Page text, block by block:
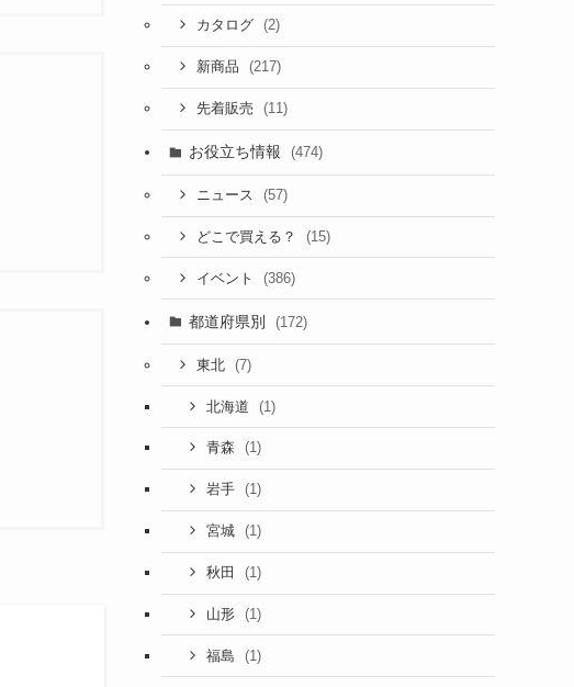
カタログ (2)
新商品 (217)
先着販売 (11)
お役立ち情報 (474)
ニュース (57)
どこで買える？ (15)
イベント (386)
都道府県別 (172)
東北 (7)
北海道 (1)
青森 (1)
岩手 (1)
宮城 (1)
秋田 (1)
山形 (1)
福島 (1)